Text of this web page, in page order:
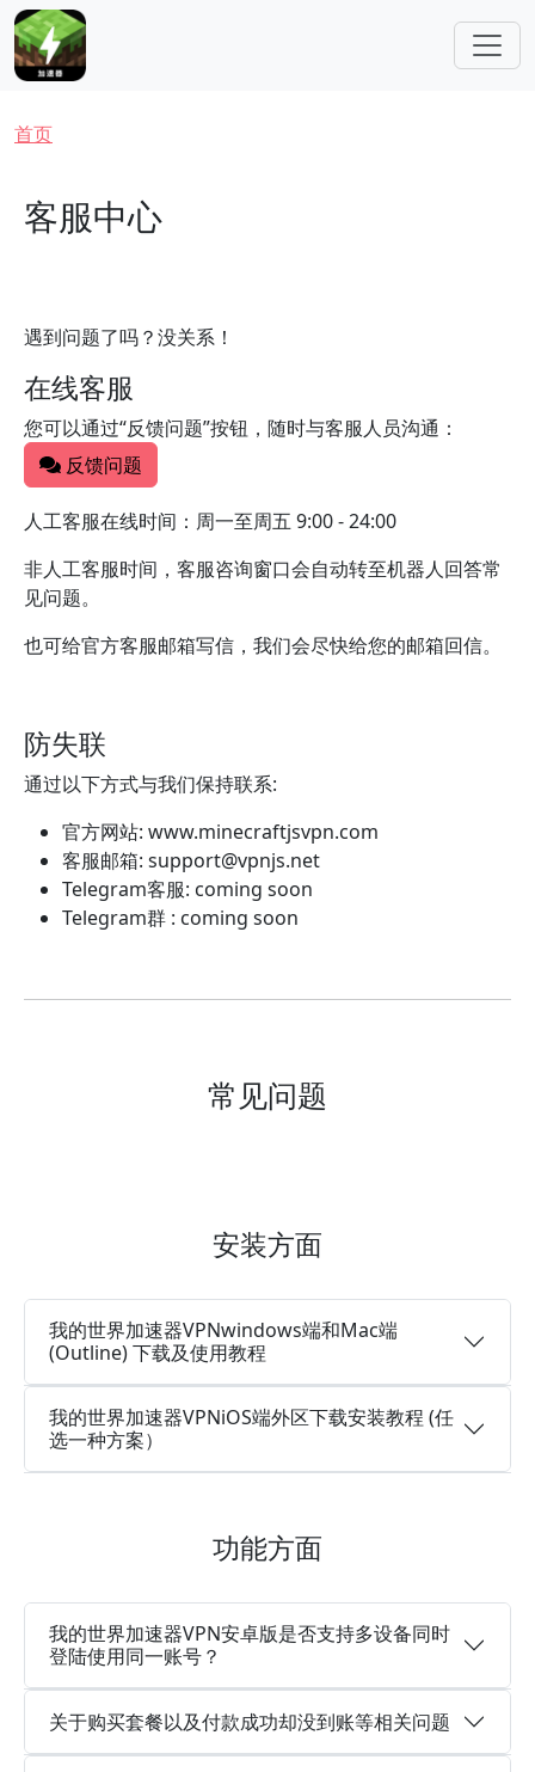
跳转到主要内容
面包屑
首页
客服中心
遇到问题了吗？没关系！
在线客服
您可以通过“反馈问题”按钮，随时与客服人员沟通：
反馈问题
人工客服在线时间：周一至周五 9:00 - 24:00
非人工客服时间，客服咨询窗口会自动转至机器人回答常
见问题。
也可给官方客服邮箱写信，我们会尽快给您的邮箱回信。
防失联
通过以下方式与我们保持联系:
官方网站: www.minecraftjsvpn.com
客服邮箱: support@vpnjs.net
Telegram客服: coming soon
Telegram群 : coming soon
常见问题
安装方面
我的世界加速器VPNwindows端和Mac端
(Outline) 下载及使用教程
我的世界加速器VPNiOS端外区下载安装教程 (任
选一种方案）
功能方面
我的世界加速器VPN安卓版是否支持多设备同时
登陆使用同一账号？
关于购买套餐以及付款成功却没到账等相关问题